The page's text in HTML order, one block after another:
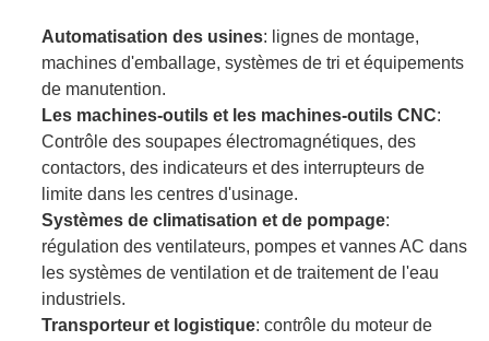
Automatisation des usines: lignes de montage,
machines d'emballage, systèmes de tri et équipements
de manutention.
Les machines-outils et les machines-outils CNC:
Contrôle des soupapes électromagnétiques, des
contactors, des indicateurs et des interrupteurs de
limite dans les centres d'usinage.
Systèmes de climatisation et de pompage:
régulation des ventilateurs, pompes et vannes AC dans
les systèmes de ventilation et de traitement de l'eau
industriels.
Transporteur et logistique: contrôle du moteur de